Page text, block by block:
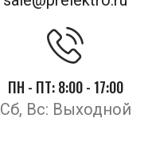
ПН - ПТ: 8:00 - 17:00
Сб, Вс: Выходной